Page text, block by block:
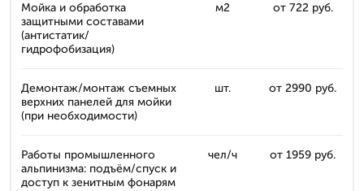
Мойка и обработка
защитными составами
(антистатик/
гидрофобизация)
м2 от 722 руб.
Демонтаж/монтаж съемных
верхних панелей для мойки
(при необходимости)
шт. от 2990 руб.
Работы промышленного
альпинизма: подъём/спуск и
доступ к зенитным фонарям
чел/ч от 1959 руб.